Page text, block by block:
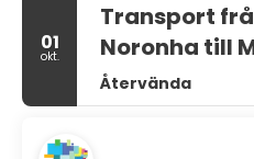
01
okt.
Transport
Noronha till
Återvända